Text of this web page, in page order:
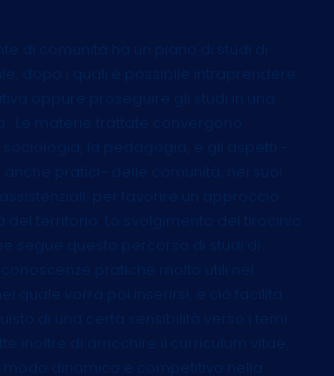
di comunità ha un piano di studi di
dopo i quali è possibile intraprendere
oppure proseguire gli studi in una
Le materie trattate convergono
sociologia, la pedagogia, e gli aspetti -
anche pratici- delle comunità, nei suoi
per favorire un approccio
del territorio. Lo svolgimento del tirocinio
segue questo percorso di studi di
pratiche molto utili nel
quale vorrà poi inserirsi, e ciò facilita
di una certa sensibilità verso i temi
inoltre di arricchire il curriculum vitae,
modo dinamico e competitivo nella